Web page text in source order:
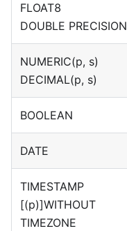
FLOAT8
DOUBLE PRECISION
NUMERIC(p, s)
DECIMAL(p, s)
BOOLEAN
DATE
TIMESTAMP
[(p)]WITHOUT
TIMEZONE